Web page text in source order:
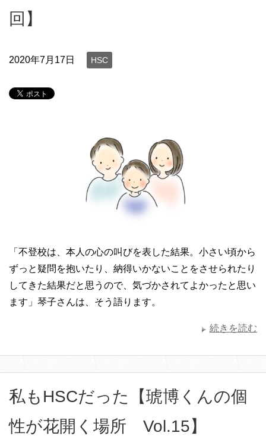
回】
2020年7月17日 HSC
「不登校は、本人の心の叫びを表した結果。小さい頃から
ずっと疑問を抱いたり、納得いかないことをさせられたり
してきた結果だと思うので、気づかされてよかったと思い
ます」琴子さんは、そう語ります。
続きを読む
私もHSCだった【琥博くんの個
性が花開く場所 Vol.15】